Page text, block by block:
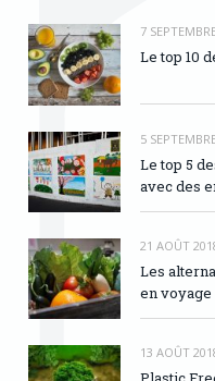
7
Le top 10
5
Le top 5
avec des
21 AOÛT
Les
en voyage
13 AOÛT